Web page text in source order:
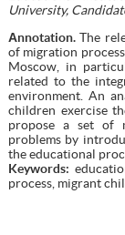
University,
Аnnotation.The
of migration
Moscow, in
related to the
environment. An
children exercise
propose a set of
problems by
the educational
Keywords:
process, migrant